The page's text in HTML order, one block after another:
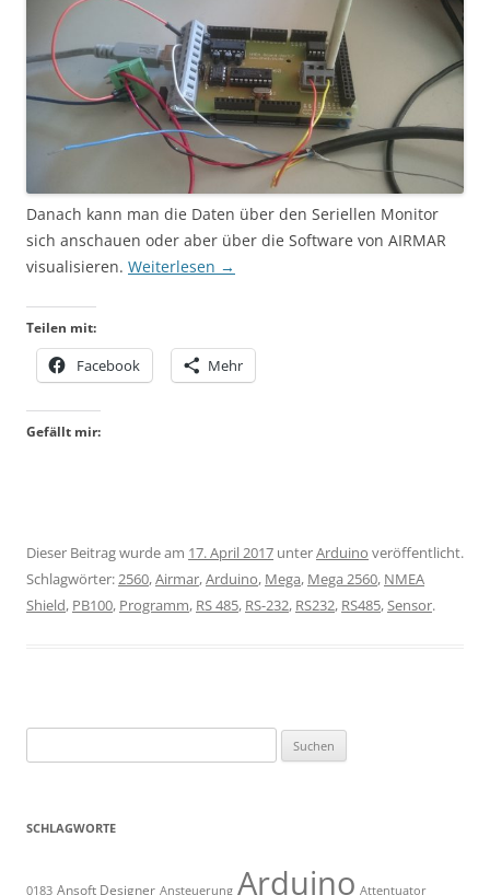
Danach kann man die Daten über den Seriellen Monitor
sich anschauen oder aber über die Software von AIRMAR
visualisieren. Weiterlesen →
Teilen mit:
Facebook Mehr
Gefällt mir:
Dieser Beitrag wurde am 17. April 2017 unterArduino veröffentlicht.
Schlagwörter:2560,Airmar,Arduino, Mega, Mega 2560, NMEA
Shield, PB100, Programm, RS 485, RS-232, RS232, RS485,Sensor.
nach:
SCHLAGWORTE
0183 Ansoft Designer Ansteuerung Arduino Attentuator